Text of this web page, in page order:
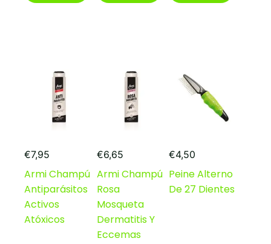
€7,95
Armi Champú
Antiparásitos
Activos
Atóxicos
€6,65
Armi Champú
Rosa
Mosqueta
Dermatitis Y
Eccemas
€4,50
Peine Alterno
De 27 Dientes